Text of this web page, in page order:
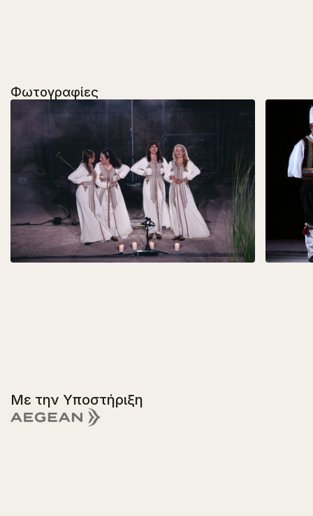
Φωτογραφίες
Με την Υποστήριξη